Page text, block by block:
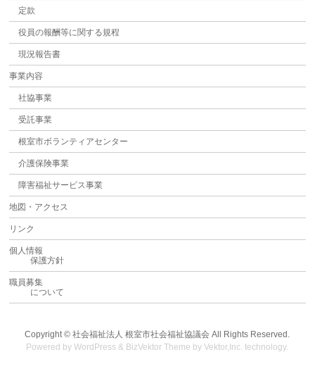
定款
役員の報酬等に関する規程
現況報告書
事業内容
社協事業
受託事業
根室市ボランティアセンター
介護保険事業
障害福祉サービス事業
地図・アクセス
リンク
個人情報
保護方針
職員募集
について
Copyright ©社会福祉法人 根室市社会福祉協議会 All Rights Reserved.
Powered byWordPress & BizVektor Theme byVektor,Inc. technology.